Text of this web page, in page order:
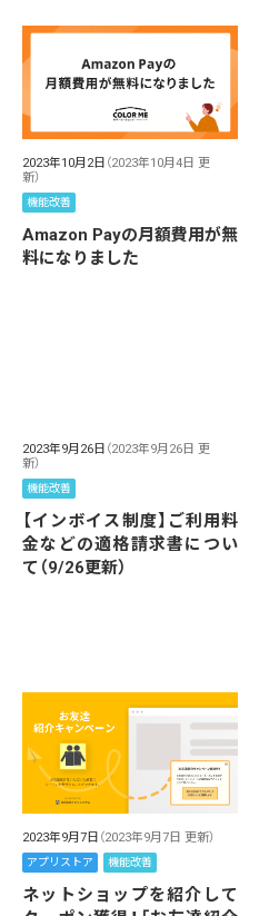
2023年10月2日 （2023年10月4日 更
新）
機能改善
Amazon Payの月額費用が無
料になりました
2023年9月26日 （2023年9月26日 更
新）
機能改善
【インボイス制度】ご利用料
金などの適格請求書につい
て（9/26更新）
2023年9月7日 （2023年9月7日 更新）
アプリストア 機能改善
ネットショップを紹介して